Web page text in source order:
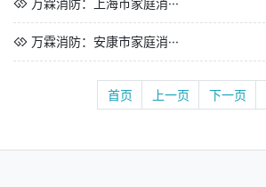
万霖消防：上海市家庭消···
万霖消防：安康市家庭消···
首页 上一页 下一页